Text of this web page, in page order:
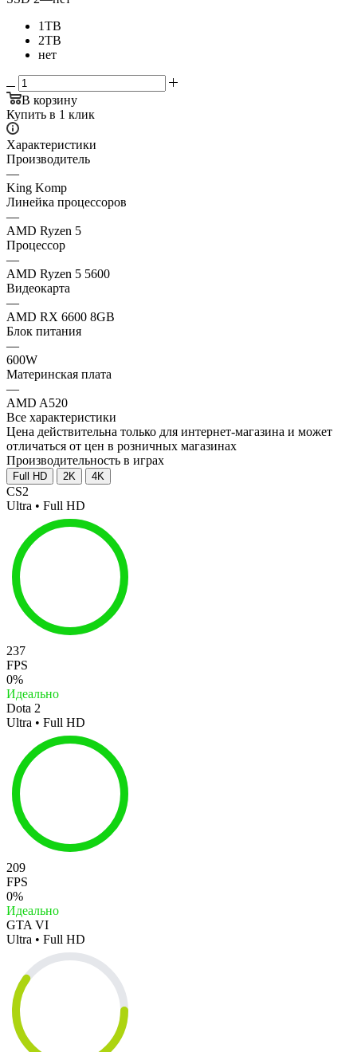
1TB
2TB
нет
В корзину
Купить в 1 клик
Характеристики
Производитель
—
King Komp
Линейка процессоров
—
AMD Ryzen 5
Процессор
—
AMD Ryzen 5 5600
Видеокарта
—
AMD RX 6600 8GB
Блок питания
—
600W
Материнская плата
—
AMD A520
Все характеристики
Цена действительна только для интернет-магазина и может
отличаться от цен в розничных магазинах
Производительность в играх
Full HD 2K 4K
CS2
Ultra • Full HD
237
FPS
0%
Идеально
Dota 2
Ultra • Full HD
209
FPS
0%
Идеально
GTA VI
Ultra • Full HD